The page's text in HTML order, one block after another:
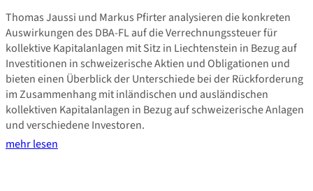
Thomas Jaussi und Markus Pfirter analysieren die konkreten
Auswirkungen des DBA-FL auf die Verrechnungssteuer für
kollektive Kapitalanlagen mit Sitz in Liechtenstein in Bezug auf
Investitionen in schweizerische Aktien und Obligationen und
bieten einen Überblick der Unterschiede bei der Rückforderung
im Zusammenhang mit inländischen und ausländischen
kollektiven Kapitalanlagen in Bezug auf schweizerische Anlagen
und verschiedene Investoren.
mehr lesen